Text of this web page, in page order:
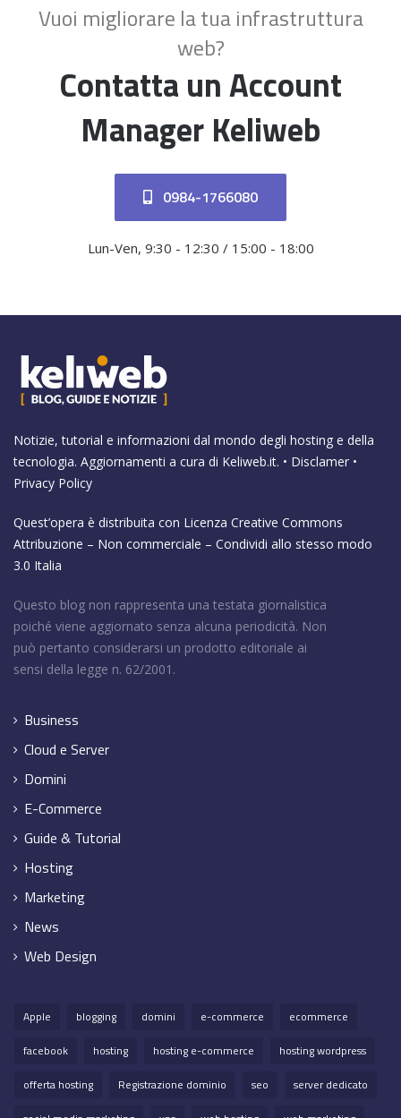
Vuoi migliorare la tua infrastruttura
web?
Contatta un Account
Manager Keliweb
0984-1766080
Lun-Ven, 9:30 - 12:30 / 15:00 - 18:00
Notizie, tutorial e informazioni dal mondo degli hosting e della
tecnologia. Aggiornamenti a cura di Keliweb.it. • Disclamer •
Privacy Policy
Quest’opera è distribuita con Licenza Creative Commons
Attribuzione – Non commerciale – Condividi allo stesso modo
3.0 Italia
Questo blog non rappresenta una testata giornalistica
poiché viene aggiornato senza alcuna periodicità. Non
può pertanto considerarsi un prodotto editoriale ai
sensi della legge n. 62/2001.
Business
Cloud e Server
Domini
E-Commerce
Guide & Tutorial
Hosting
Marketing
News
Web Design
Apple blogging domini e-commerce
ecommerce
facebook
hosting hosting e-commerce
hosting wordpress
offerta hosting
Registrazione dominio seo
server dedicato